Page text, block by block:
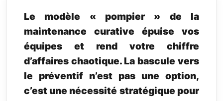
Le modèle « pompier » de la
maintenance curative épuise vos
équipes et rend votre chiffre
d’affaires chaotique. La bascule vers
le préventif n’est pas une option,
c’est une nécessité stratégique pour